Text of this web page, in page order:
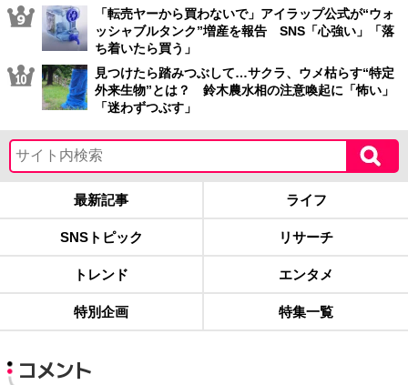
「転売ヤーから買わないで」アイラップ公式が“ウォ
ッシャブルタンク”増産を報告 SNS「心強い」「落
ち着いたら買う」
見つけたら踏みつぶして…サクラ、ウメ枯らす“特定
外来生物”とは？ 鈴木農水相の注意喚起に「怖い」
「迷わずつぶす」
最新記事 ライフ
SNSトピック リサーチ
トレンド エンタメ
特別企画 特集一覧
コメント